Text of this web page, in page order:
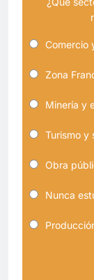
Comercio
Zona
Minería y
Turismo y
Obra
Nunca